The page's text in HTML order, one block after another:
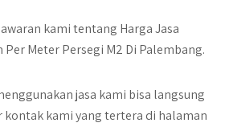
kami tentang Harga Jasa
Per Meter Persegi M2 Di Palembang.
jasa kami bisa langsung
kami yang tertera di halaman